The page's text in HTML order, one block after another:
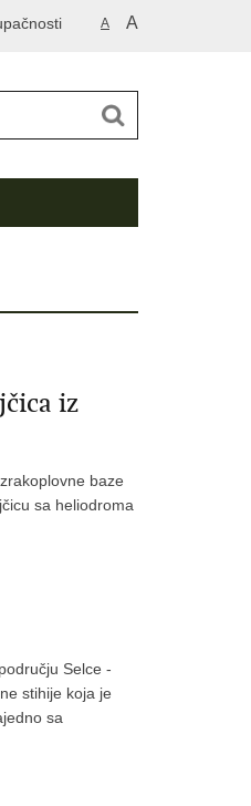
A A
iz
baze
sa heliodroma
Selce -
stihije koja je
sa